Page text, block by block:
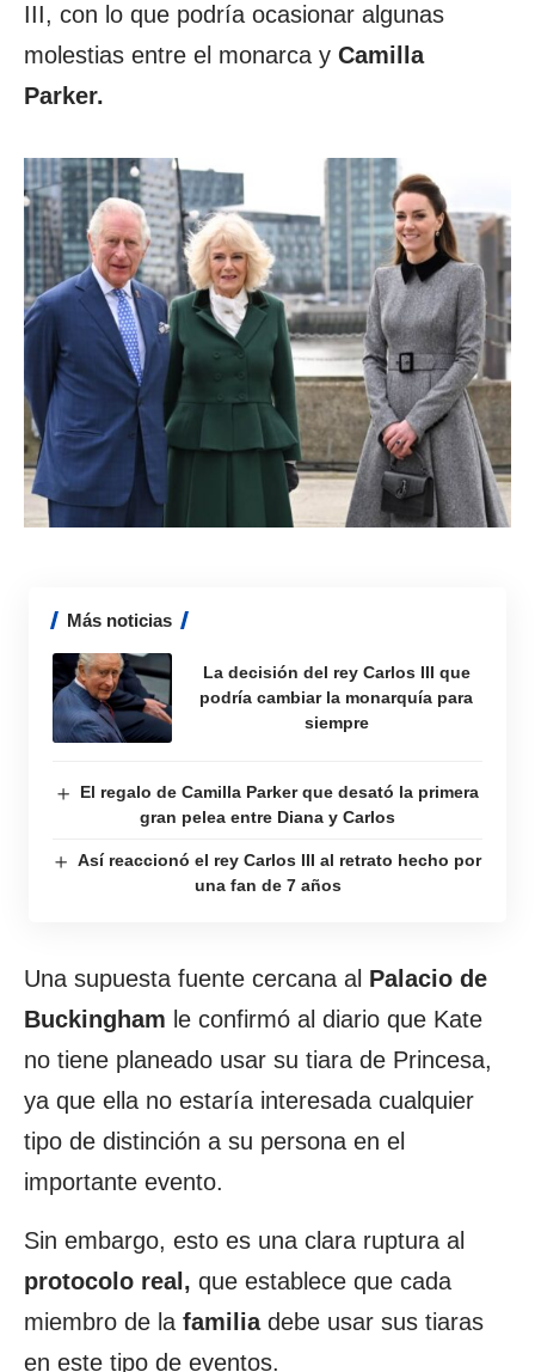
III, con lo que podría ocasionar algunas
molestias entre el monarca y Camilla
Parker.
Más noticias
La decisión del rey Carlos III que
podría cambiar la monarquía para
siempre
El regalo de Camilla Parker que desató la primera
gran pelea entre Diana y Carlos
Así reaccionó el rey Carlos III al retrato hecho por
una fan de 7 años
Una supuesta fuente cercana al Palacio de
Buckingham le confirmó al diario que Kate
no tiene planeado usar su tiara de Princesa,
ya que ella no estaría interesada cualquier
tipo de distinción a su persona en el
importante evento.
Sin embargo, esto es una clara ruptura al
protocolo real, que establece que cada
miembro de la familiadebe usar sus tiaras
en este tipo de eventos.